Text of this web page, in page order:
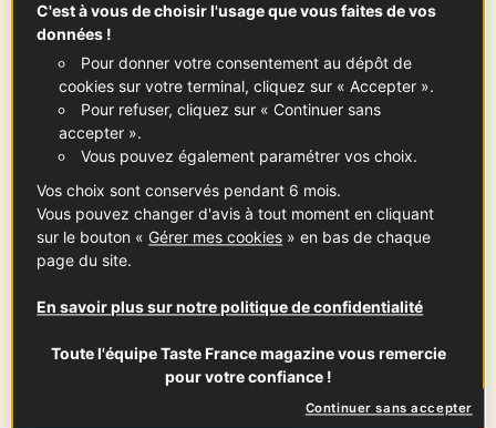
Voir la fiche
oeuf
x4
Beurre AOP Charentes-Poitou
C'est à vous de choisir l'usage que vous faites de vos
données !
Pour donner votre consentement au dépôt de
cookies sur votre terminal, cliquez sur « Accepter ».
Pour refuser, cliquez sur « Continuer sans
accepter ».
Vous pouvez également paramétrer vos choix.
Vos choix sont conservés pendant 6 mois.
Vous pouvez changer d'avis à tout moment en cliquant
sur le bouton « Gérer mes cookies » en bas de chaque
page du site.
En savoir plus sur notre politique de confidentialité
Toute l'équipe Taste France magazine vous remercie
pour votre confiance !
Continuer sans accepter